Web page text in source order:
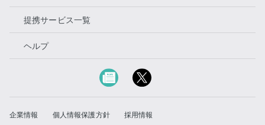
提携サービス一覧
ヘルプ
企業情報 個人情報保護方針 採用情報